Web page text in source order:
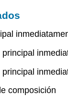
composición